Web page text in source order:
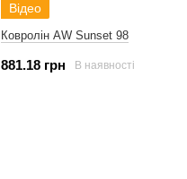
Відео
Ковролін AW Sunset 98
881.18 грн В наявності